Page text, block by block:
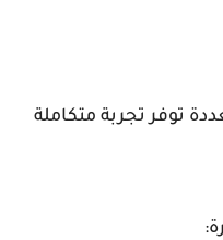
توفر تجربة متكاملة